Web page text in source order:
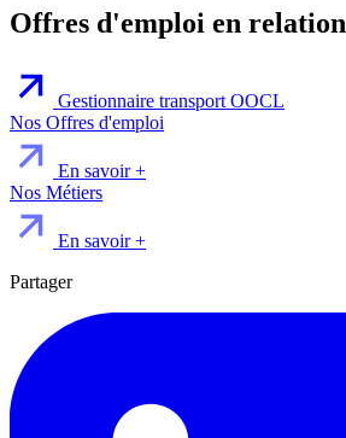
Offres d'emploi en relation
Gestionnaire transport OOCL
Nos Offres d'emploi
En savoir +
Nos Métiers
En savoir +
Partager